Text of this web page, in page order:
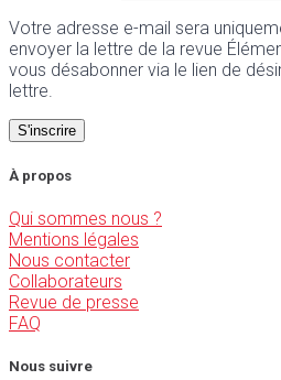
Votre adresse e-mail sera
envoyer la lettre de la revue
vous désabonner via le lien de
lettre.
À propos
Qui sommes nous ?
Mentions légales
Nous contacter
Collaborateurs
Revue de presse
FAQ
Nous suivre